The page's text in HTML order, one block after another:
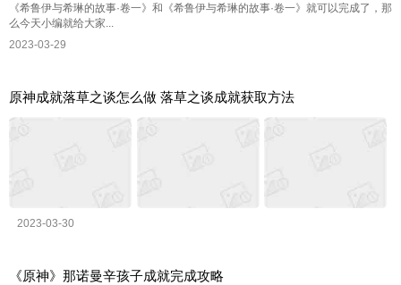
《希鲁伊与希琳的故事·卷一》和《希鲁伊与希琳的故事·卷一》就可以完成了，那
么今天小编就给大家...
2023-03-29
原神成就落草之谈怎么做 落草之谈成就获取方法
2023-03-30
《原神》那诺曼辛孩子成就完成攻略